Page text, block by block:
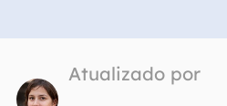
Atualizado por